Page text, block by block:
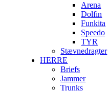
Arena
Dolfin
Funkita
Speedo
TYR
Stævnedragter
HERRE
Briefs
Jammer
Trunks